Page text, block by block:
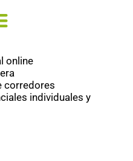
online
corredores
individuales y